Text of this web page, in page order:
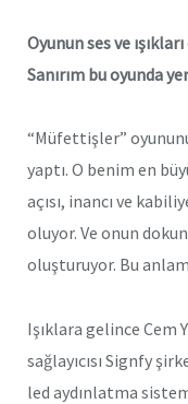
Oyunun ses ve
Sanırım bu oyunda
“Müfettişler”
yaptı. O benim en
açısı, inancı ve
oluyor. Ve onun
oluşturuyor. Bu
Işıklara gelince Cem
sağlayıcısı Signfy
led aydınlatma